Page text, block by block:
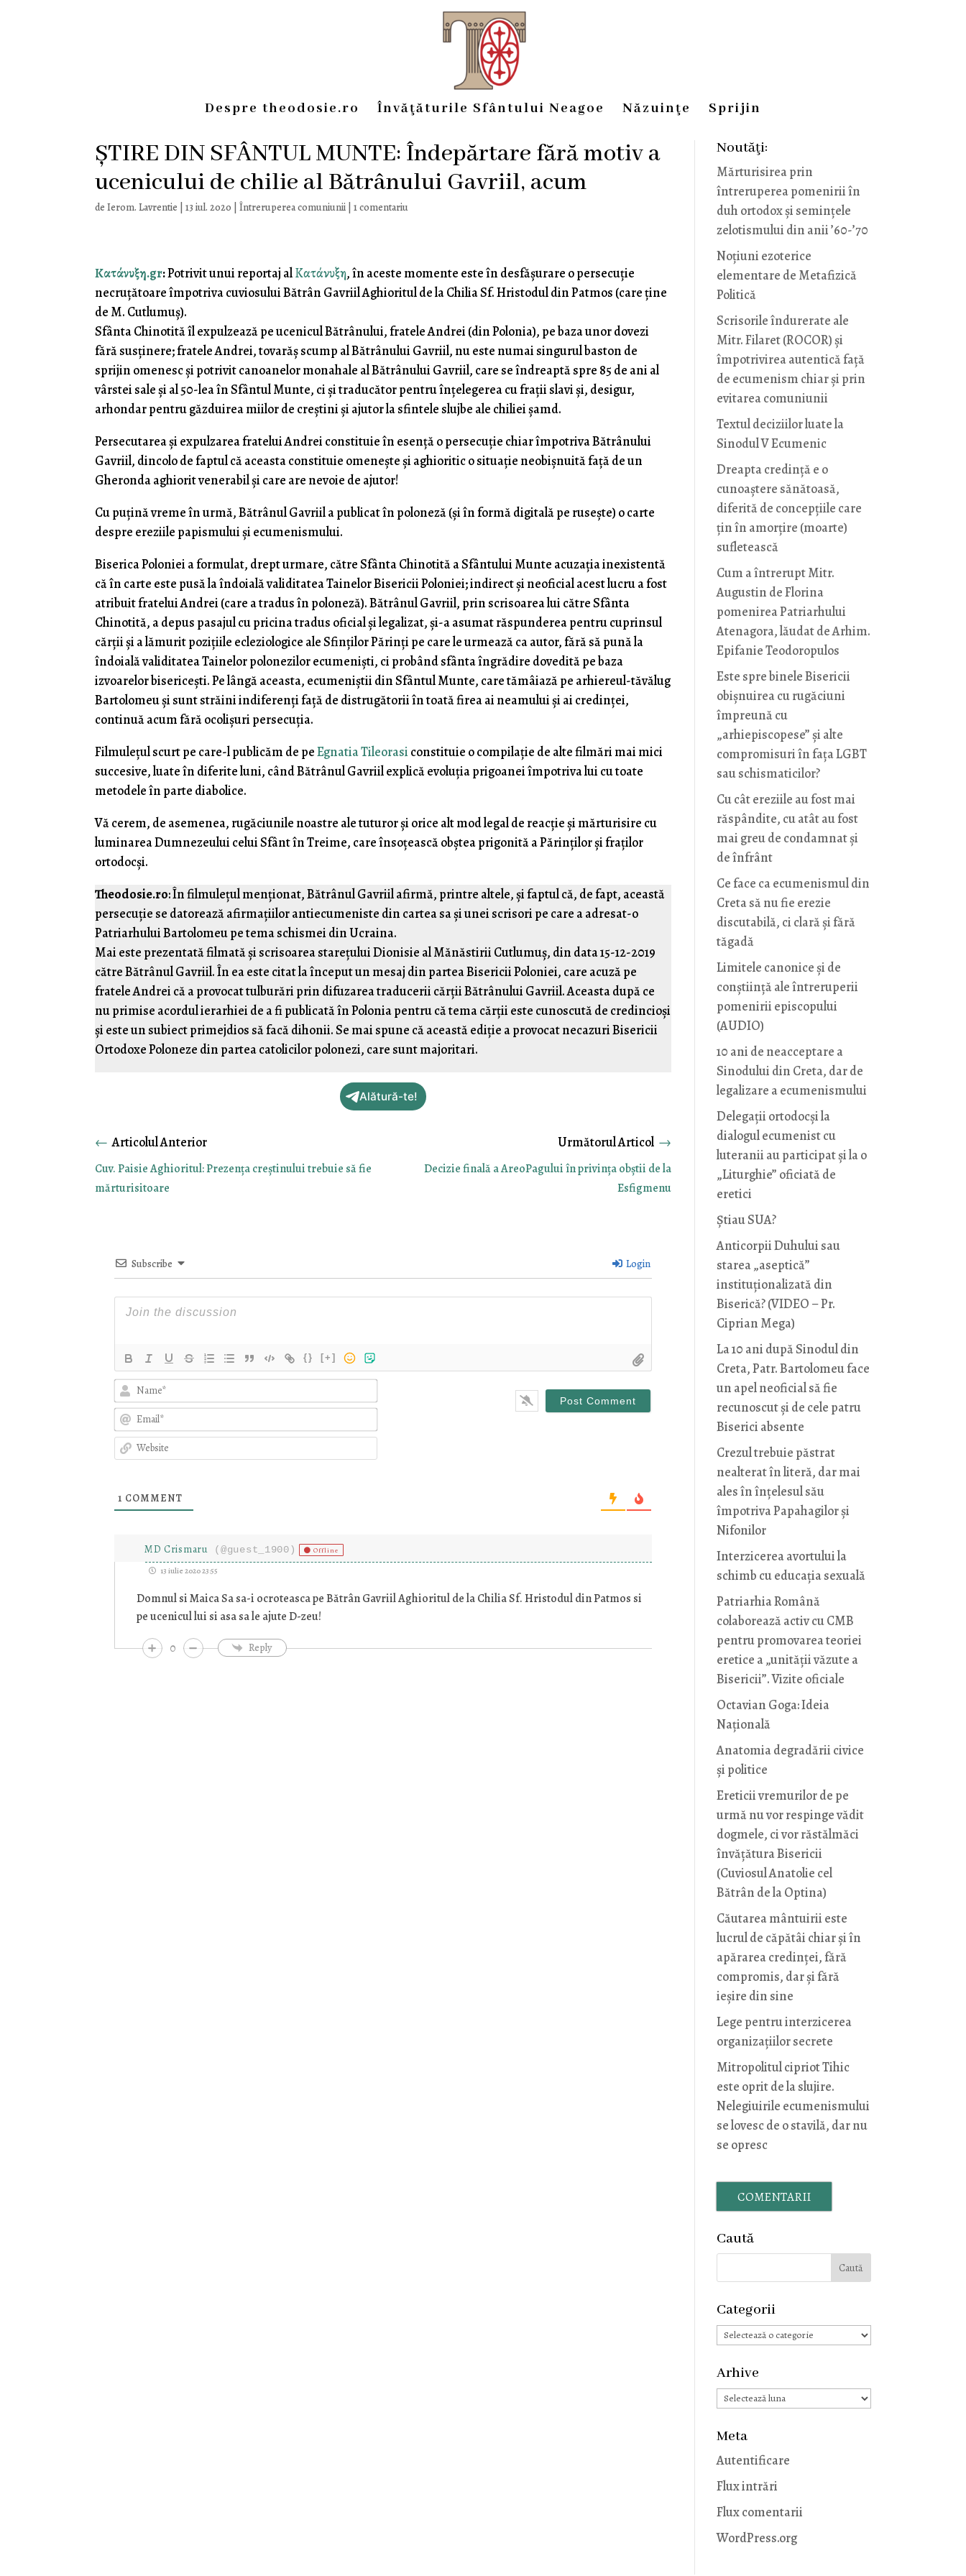
Despre theodosie.ro Învăţăturile Sfântului Neagoe Năzuinţe Sprijin
ȘTIRE DIN SFÂNTUL MUNTE: Îndepărtare fără motiv a
ucenicului de chilie al Bătrânului Gavriil, acum
de Ierom. Lavrentie 13 iul. 2020 Întreruperea comuniunii 1 comentariu
Κατάνυξη.gr:Potrivit unui reportaj alΚατάνυξη, în aceste momente este în desfășurare o persecuție
necruțătoare împotriva cuviosului Bătrân Gavriil Aghioritul de la Chilia Sf. Hristodul din Patmos (care ține
de M. Cutlumuș).
Sfânta Chinotită îl expulzează pe ucenicul Bătrânului, fratele Andrei (din Polonia), pe baza unor dovezi
fără susținere; fratele Andrei, tovarăș scump al Bătrânului Gavriil, nu este numai singurul baston de
sprijin omenesc și potrivit canoanelor monahale al Bătrânului Gavriil, care se îndreaptă spre 85 de ani al
vârstei sale și al 50-lea în Sfântul Munte, ci și traducător pentru înțelegerea cu frații slavi și, desigur,
arhondar pentru găzduirea miilor de creștini și ajutor la sfintele slujbe ale chiliei șamd.
Persecutarea și expulzarea fratelui Andrei constituie în esență o persecuție chiar împotriva Bătrânului
Gavriil, dincolo de faptul că aceasta constituie omenește și aghioritic o situație neobișnuită față de un
Gheronda aghiorit venerabil și care are nevoie de ajutor!
Cu puțină vreme în urmă, Bătrânul Gavriil a publicat în poloneză (și în formă digitală pe rusește) o carte
despre ereziile papismului și ecumenismului.
Biserica Poloniei a formulat, drept urmare, către Sfânta Chinotită a Sfântului Munte acuzația inexistentă
că în carte este pusă la îndoială validitatea Tainelor Bisericii Poloniei; indirect și neoficial acest lucru a fost
atribuit fratelui Andrei (care a tradus în poloneză). Bătrânul Gavriil, prin scrisoarea lui către Sfânta
Chinotită, a depus pasajul cu pricina tradus oficial și legalizat, și-a asumat răspunderea pentru cuprinsul
cărții și a lămurit pozițiile ecleziologice ale Sfinților Părinți pe care le urmează ca autor, fără să pună la
îndoială validitatea Tainelor polonezilor ecumeniști, ci probând sfânta îngrădire dovedită pe baza
izvoarelor bisericești. Pe lângă aceasta, ecumeniștii din Sfântul Munte, care tămâiază pe arhiereul-tăvălug
Bartolomeu și sunt străini indiferenți față de distrugătorii în toată firea ai neamului și ai credinței,
continuă acum fără ocolișuri persecuția.
Filmulețul scurt pe care-l publicăm de peEgnatia Tileorasi constituie o compilație de alte filmări mai mici
succesive, luate în diferite luni, când Bătrânul Gavriil explică evoluția prigoanei împotriva lui cu toate
metodele în parte diabolice.
Vă cerem, de asemenea, rugăciunile noastre ale tuturor și orice alt mod legal de reacție și mărturisire cu
luminarea Dumnezeului celui Sfânt în Treime, care însoțească obștea prigonită a Părinților și fraților
ortodocși.
Theodosie.ro: În filmulețul menționat, Bătrânul Gavriil afirmă, printre altele, și faptul că, de fapt, această
persecuție se datorează afirmațiilor antiecumeniste din cartea sa și unei scrisori pe care a adresat-o
Patriarhului Bartolomeu pe tema schismei din Ucraina.
Mai este prezentată filmată și scrisoarea starețului Dionisie al Mănăstirii Cutlumuș, din data 15-12-2019
către Bătrânul Gavriil. În ea este citat la început un mesaj din partea Bisericii Poloniei, care acuză pe
fratele Andrei că a provocat tulburări prin difuzarea traducerii cărții Bătrânului Gavriil. Aceasta după ce
nu primise acordul ierarhiei de a fi publicată în Polonia pentru că tema cărții este cunoscută de credincioși
și este un subiect primejdios să facă dihonii. Se mai spune că această ediție a provocat necazuri Bisericii
Ortodoxe Poloneze din partea catolicilor polonezi, care sunt majoritari.
Alătură-te!
←
Cuv. Paisie Aghioritul: Prezența creștinului trebuie să fie
mărturisitoare
Decizie finală a AreoPagului în privința obștii de la
Esfigmenu
→
Subscribe Login
{} [+]
1 COMMENT
MD Crismaru (@guest_1900) Offline
13 iulie 2020 23:55
Domnul si Maica Sa sa-i ocroteasca pe Bătrân Gavriil Aghioritul de la Chilia Sf. Hristodul din Patmos si
pe ucenicul lui si asa sa le ajute D-zeu!
0
Reply
Noutăţi:
Mărturisirea prin
întreruperea pomenirii în
duh ortodox și semințele
zelotismului din anii ’60-’70
Noţiuni ezoterice
elementare de Metafizică
Politică
Scrisorile îndurerate ale
Mitr. Filaret (ROCOR) și
împotrivirea autentică față
de ecumenism chiar și prin
evitarea comuniunii
Textul deciziilor luate la
Sinodul V Ecumenic
Dreapta credință e o
cunoaștere sănătoasă,
diferită de concepțiile care
țin în amorțire (moarte)
sufletească
Cum a întrerupt Mitr.
Augustin de Florina
pomenirea Patriarhului
Atenagora, lăudat de Arhim.
Epifanie Teodoropulos
Este spre binele Bisericii
obișnuirea cu rugăciuni
împreună cu
„arhiepiscopese” și alte
compromisuri în fața LGBT
sau schismaticilor?
Cu cât ereziile au fost mai
răspândite, cu atât au fost
mai greu de condamnat și
de înfrânt
Ce face ca ecumenismul din
Creta să nu fie erezie
discutabilă, ci clară și fără
tăgadă
Limitele canonice și de
conștiință ale întreruperii
pomenirii episcopului
(AUDIO)
10 ani de neacceptare a
Sinodului din Creta, dar de
legalizare a ecumenismului
Delegații ortodocși la
dialogul ecumenist cu
luteranii au participat și la o
„Liturghie” oficiată de
eretici
Știau SUA?
Anticorpii Duhului sau
starea „aseptică”
instituționalizată din
Biserică? (VIDEO – Pr.
Ciprian Mega)
La 10 ani după Sinodul din
Creta, Patr. Bartolomeu face
un apel neoficial să fie
recunoscut și de cele patru
Biserici absente
Crezul trebuie păstrat
nealterat în literă, dar mai
ales în înțelesul său
împotriva Papahagilor și
Nifonilor
Interzicerea avortului la
schimb cu educaţia sexuală
Patriarhia Română
colaborează activ cu CMB
pentru promovarea teoriei
eretice a „unității văzute a
Bisericii”. Vizite oficiale
Octavian Goga: Ideia
Naţională
Anatomia degradării civice
și politice
Ereticii vremurilor de pe
urmă nu vor respinge vădit
dogmele, ci vor răstălmăci
învățătura Bisericii
(Cuviosul Anatolie cel
Bătrân de la Optina)
Căutarea mântuirii este
lucrul de căpătâi chiar și în
apărarea credinței, fără
compromis, dar și fără
ieșire din sine
Lege pentru interzicerea
organizaţiilor secrete
Mitropolitul cipriot Tihic
este oprit de la slujire.
Nelegiuirile ecumenismului
se lovesc de o stavilă, dar nu
se opresc
COMENTARII
Caută
Categorii
Categorii
Arhive
Arhive
Meta
Autentificare
Flux intrări
Flux comentarii
WordPress.org